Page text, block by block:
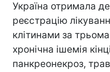
Україна отримала
реєстрацію
клітинами за
хронічна ішемія
панкреонекроз,